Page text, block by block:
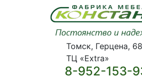
Томск, Герцена,
ТЦ «Extra»
8-952-153-